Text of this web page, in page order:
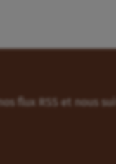
flux RSS et nous